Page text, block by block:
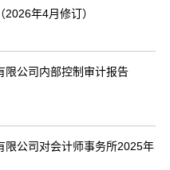
年4月修订）
限公司内部控制审计报告
限公司对会计师事务所2025年